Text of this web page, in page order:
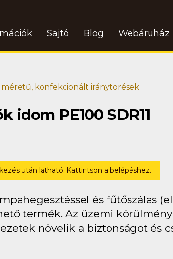
Sajtó Blog Webáruház
méretű, konfekcionált iránytörések
idom PE100 SDR11
után látható. Kattintson a belépéshez.
és fűtőszálas
termék. Az üzemi
növelik a biztonságot és